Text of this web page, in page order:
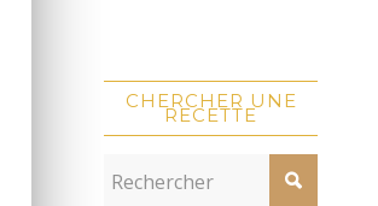
CHERCHER UNE
RECETTE